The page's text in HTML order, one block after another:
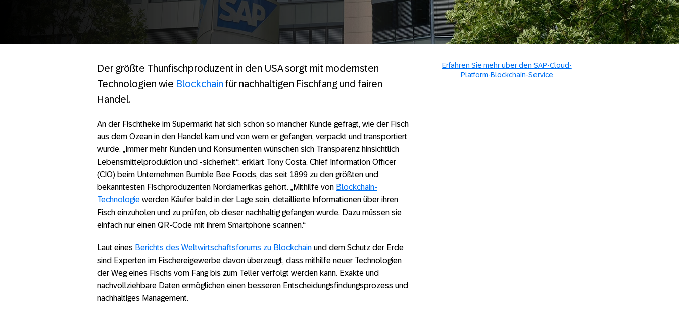
Der größte Thunfischproduzent in den USA sorgt mit modernsten
Technologien wie Blockchain für nachhaltigen Fischfang und fairen
Handel.
An der Fischtheke im Supermarkt hat sich schon so mancher Kunde gefragt, wie der Fisch
aus dem Ozean in den Handel kam und von wem er gefangen, verpackt und transportiert
wurde. „Immer mehr Kunden und Konsumenten wünschen sich Transparenz hinsichtlich
Lebensmittelproduktion und -sicherheit“, erklärt Tony Costa, Chief Information Officer
(CIO) beim Unternehmen Bumble Bee Foods, das seit 1899 zu den größten und
bekanntesten Fischproduzenten Nordamerikas gehört. „Mithilfe von Blockchain-
Technologie werden Käufer bald in der Lage sein, detaillierte Informationen über ihren
Fisch einzuholen und zu prüfen, ob dieser nachhaltig gefangen wurde. Dazu müssen sie
einfach nur einen QR-Code mit ihrem Smartphone scannen.“
Laut eines Berichts des Weltwirtschaftsforums zu Blockchain und dem Schutz der Erde
sind Experten im Fischereigewerbe davon überzeugt, dass mithilfe neuer Technologien
der Weg eines Fischs vom Fang bis zum Teller verfolgt werden kann. Exakte und
nachvollziehbare Daten ermöglichen einen besseren Entscheidungsfindungsprozess und
nachhaltiges Management.
Erfahren Sie mehr über den SAP-Cloud-
Platform-Blockchain-Service